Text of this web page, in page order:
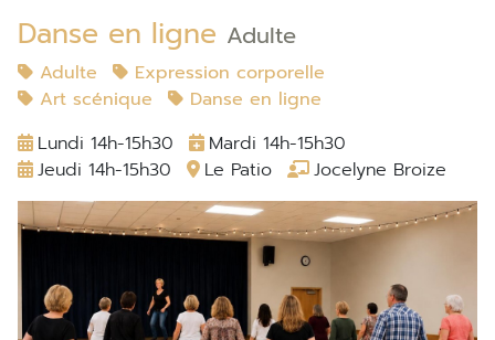
Danse en ligne Adulte
Adulte
Expression corporelle
Art scénique
Danse en ligne
Lundi 14h-15h30
Mardi 14h-15h30
Jeudi 14h-15h30
Le Patio Jocelyne Broize